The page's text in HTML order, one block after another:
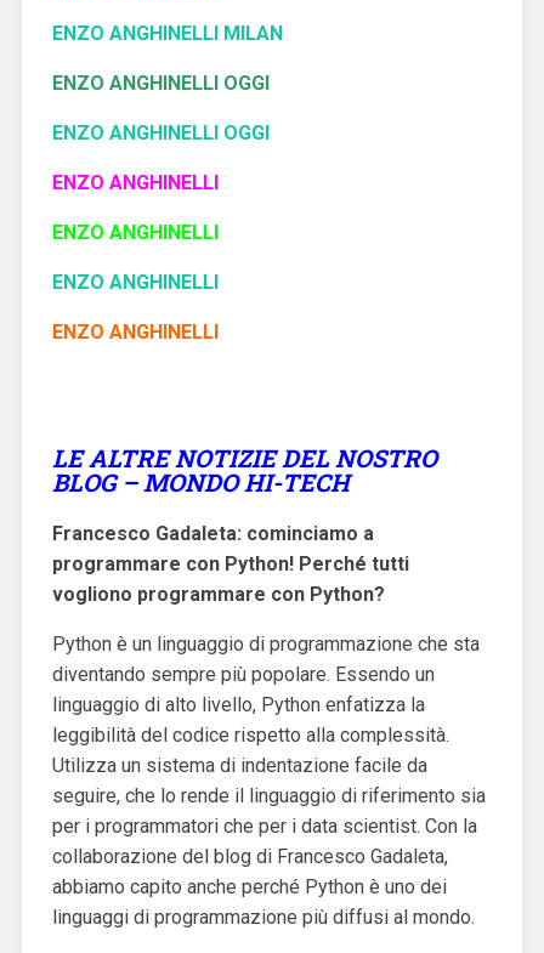
ENZO ANGHINELLI MILAN
ENZO ANGHINELLI OGGI
ENZO ANGHINELLI OGGI
ENZO ANGHINELLI
ENZO ANGHINELLI
ENZO ANGHINELLI
ENZO ANGHINELLI
LE ALTRE NOTIZIE DEL NOSTRO
BLOG – MONDO HI-TECH
Francesco Gadaleta: cominciamo a
programmare con Python! Perché tutti
vogliono programmare con Python?
Python è un linguaggio di programmazione che sta
diventando sempre più popolare. Essendo un
linguaggio di alto livello, Python enfatizza la
leggibilità del codice rispetto alla complessità.
Utilizza un sistema di indentazione facile da
seguire, che lo rende il linguaggio di riferimento sia
per i programmatori che per i data scientist. Con la
collaborazione del blog di Francesco Gadaleta,
abbiamo capito anche perché Python è uno dei
linguaggi di programmazione più diffusi al mondo.